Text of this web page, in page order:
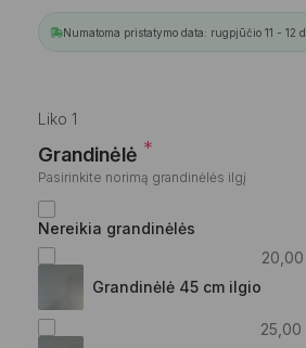
Numatoma pristatymo data: rugpjūčio 11 - 12 d.
Liko 1
Grandinėlė *
Pasirinkite norimą grandinėlės ilgį
Nereikia grandinėlės
Grandinėlė 45 cm ilgio
20,00
25,00